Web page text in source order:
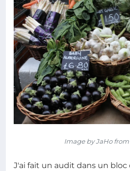
Image by JaHo from
J'ai fait un audit dans un bloc